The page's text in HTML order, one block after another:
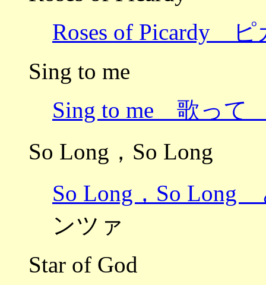
Roses of Picardy
Sing to me
Sing to me 歌って
So Long，So Long
So Long，So
ンツァ
Star of God